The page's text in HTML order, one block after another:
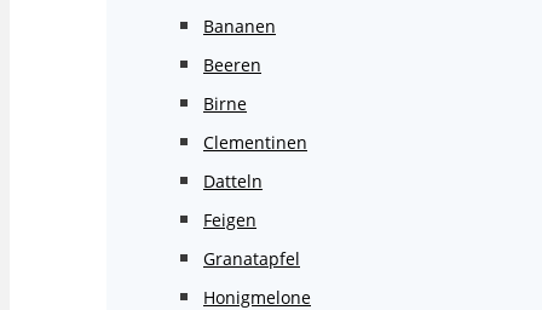
Bananen
Beeren
Birne
Clementinen
Datteln
Feigen
Granatapfel
Honigmelone